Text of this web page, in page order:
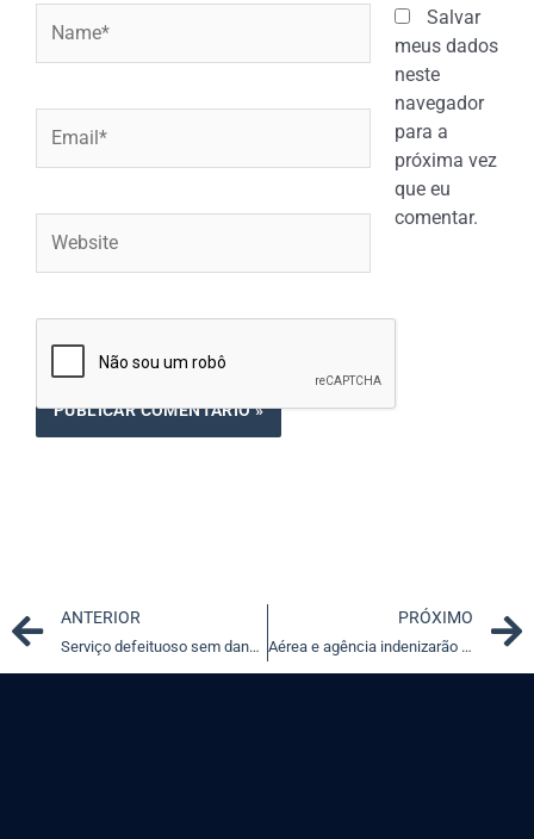
Salvar
meus dados
neste
navegador
para a
próxima vez
que eu
comentar.
Prev
ANTERIOR
Serviço defeituoso sem dano financeiro gera indenização, diz juíza
PRÓXIMO
Aérea e agência indenizarão consumidores por falta de informação